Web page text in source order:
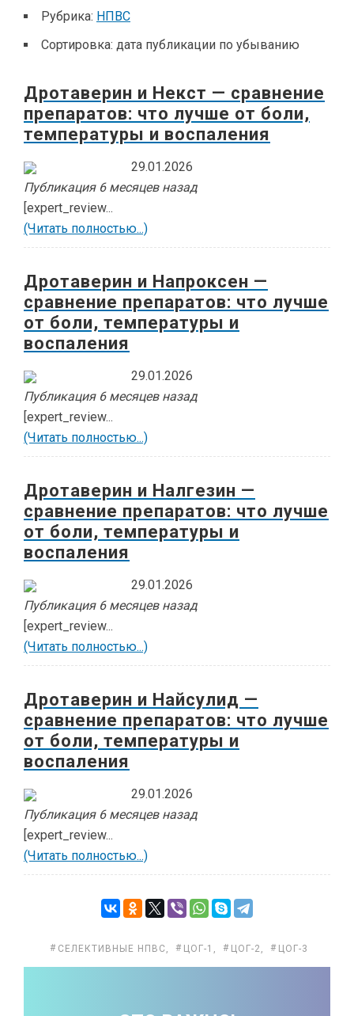
Рубрика: НПВС
Сортировка: дата публикации по убыванию
Дротаверин и Некст — сравнение
препаратов: что лучше от боли,
температуры и воспаления
29.01.2026
Публикация 6 месяцев назад
[expert_review...
(Читать полностью...)
Дротаверин и Напроксен —
сравнение препаратов: что лучше
от боли, температуры и
воспаления
29.01.2026
Публикация 6 месяцев назад
[expert_review...
(Читать полностью...)
Дротаверин и Налгезин —
сравнение препаратов: что лучше
от боли, температуры и
воспаления
29.01.2026
Публикация 6 месяцев назад
[expert_review...
(Читать полностью...)
Дротаверин и Найсулид —
сравнение препаратов: что лучше
от боли, температуры и
воспаления
29.01.2026
Публикация 6 месяцев назад
[expert_review...
(Читать полностью...)
СЕЛЕКТИВНЫЕ НПВС, ЦОГ-1 , ЦОГ-2, ЦОГ-3